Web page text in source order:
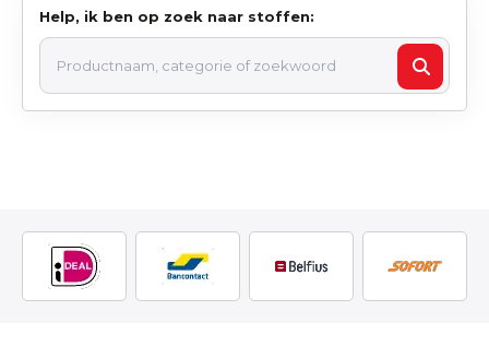
Help, ik ben op zoek naar stoffen: